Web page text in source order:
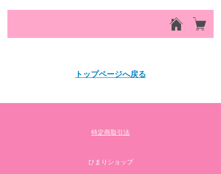
トップページへ戻る
特定商取引法
ひまりショップ